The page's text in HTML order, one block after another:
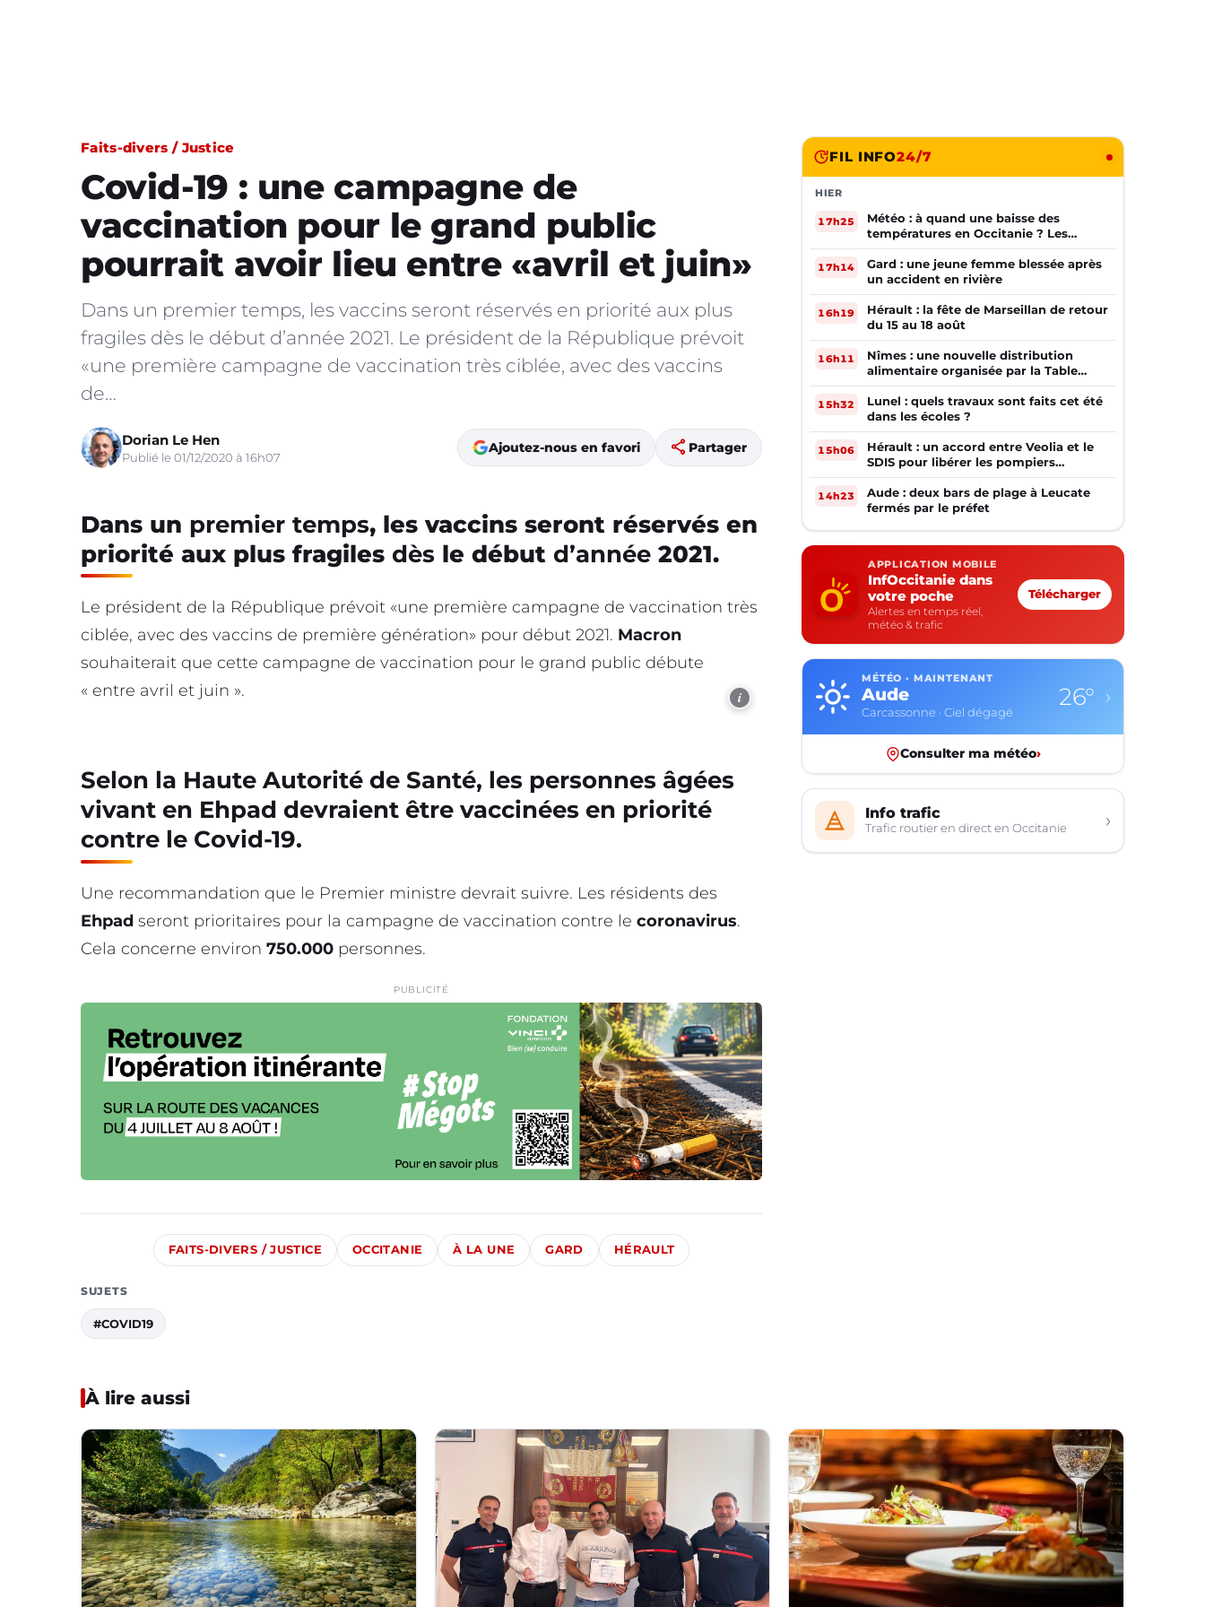
Faits-divers / Justice
Covid-19 : une campagne de
vaccination pour le grand public
pourrait avoir lieu entre «avril et juin»
Dans un premier temps, les vaccins seront réservés en priorité aux plus
fragiles dès le début d’année 2021. Le président de la République prévoit
«une première campagne de vaccination très ciblée, avec des vaccins
de…
Dorian Le Hen
Publié le 01/12/2020 à 16h07
Ajoutez-nous en favori share Partager
Dans un premier temps, les vaccins seront réservés en
priorité aux plus fragiles dès le début d’année 2021.
Le président de la République prévoit «une première campagne de vaccination très
ciblée, avec des vaccins de première génération» pour début 2021. Macron
souhaiterait que cette campagne de vaccination pour le grand public débute
« entre avril et juin ».
i
Selon la Haute Autorité de Santé, les personnes âgées
vivant en Ehpad devraient être vaccinées en priorité
contre le Covid-19.
Une recommandation que le Premier ministre devrait suivre. Les résidents des
Ehpad seront prioritaires pour la campagne de vaccination contre le coronavirus.
Cela concerne environ 750.000 personnes.
PUBLICITÉ
FAITS-DIVERS / JUSTICE OCCITANIE À LA UNE GARD HÉRAULT
SUJETS
#COVID19
FIL INFO24/7
HIER
17h25
Météo : à quand une baisse des
températures en Occitanie ? Les
prévisions
17h14
Gard : une jeune femme blessée après
un accident en rivière
16h19
Hérault : la fête de Marseillan de retour
du 15 au 18 août
16h11
Nîmes : une nouvelle distribution
alimentaire organisée par la Table
Ouverte
15h32
Lunel : quels travaux sont faits cet été
dans les écoles ?
15h06
Hérault : un accord entre Veolia et le
SDIS pour libérer les pompiers
volontaires
14h23
Aude : deux bars de plage à Leucate
fermés par le préfet
APPLICATION MOBILE
InfOccitanie dans
votre poche
Alertes en temps réel,
météo & trafic
Télécharger
MÉTÉO · MAINTENANT
Aude
Carcassonne · Ciel dégagé
26° ›
Consulter ma météo›
Info trafic
Trafic routier en direct en Occitanie ›
À lire aussi